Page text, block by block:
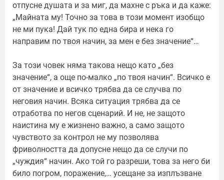
отпусне душата и за миг, да махне с ръка и да каже:
„Майната му! Точно за това в този момент изобщо
не ми пука! Дай тук по една бира и нека го
направим по твоя начин, за мен е без значение“…
За този човек няма такова нещо като „без
значение“, а още по-малко „по твоя начин“. Всичко е
от значение и всичко трябва да се случва по
неговия начин. Всяка ситуация трябва да се
отработва по негов сценарий. И не, не защото
наистина му е жизнено важно, а само защото
чувството за контрол не му позволява
фриволността да допусне нещо да се случи по
„чуждия“ начин. Ако той го разреши, това за него би
било погром, поражение,… усещане за изплъзване